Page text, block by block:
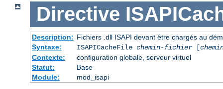
Directive
Description: Fichiers .dll ISAPI devant être chargés au
Syntaxe:
ISAPICacheFile chemin-fichier[
Contexte:
configuration globale, serveur virtuel
Statut:
Base
Module:
mod_isapi